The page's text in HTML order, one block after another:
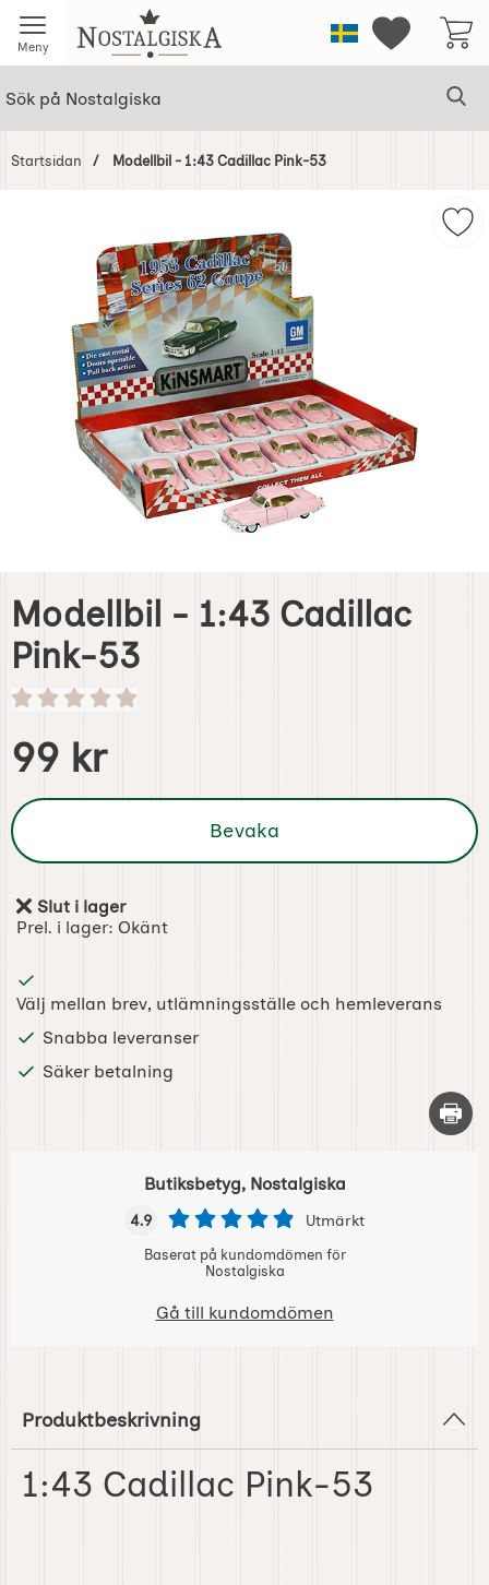
Meny Startsidan för NostalgiskaSverigeMina
Startsidan Modellbil - 1:43 Cadillac Pink-53
Modellbil - 1:43 Cadillac
Pink-53
pris
99 kr
Bevaka
Tillgänglighet:
Slut i lager
Prel. i lager: Okänt
Välj mellan brev, utlämningsställe och hemleverans
Snabba leveranser
Säker betalning
Skriv
Butiksbetyg, Nostalgiska
4.9 Utmärkt
Baserat på kundomdömen för
Nostalgiska
Gå till kundomdömen
Produktbeskrivning
1:43 Cadillac Pink-53